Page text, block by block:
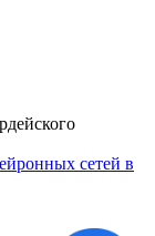
сетей в